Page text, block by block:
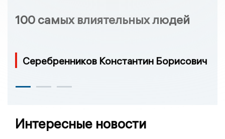
100 самых влиятельных людей
Серебренников Константин Борисович
Интересные новости